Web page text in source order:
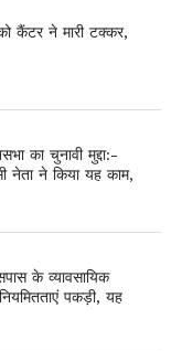
कैंटर ने मारी टक्कर,
का चुनावी मुद्दा:-
नेता ने किया यह काम,
के व्यावसायिक
पकड़ी, यह